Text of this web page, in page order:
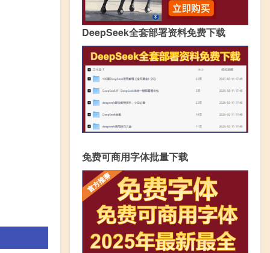
DeepSeek全套部署资料免费下载
免费可商用字体批量下载